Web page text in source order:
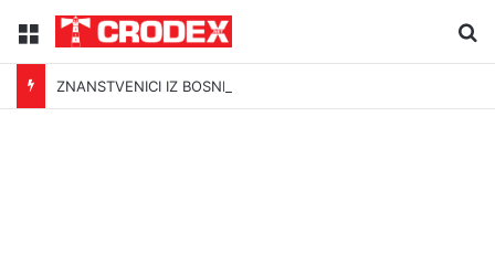
Menu
ZNANSTVENICI IZ BOSNE OTKRILI NACIZAM U – BOSNI!